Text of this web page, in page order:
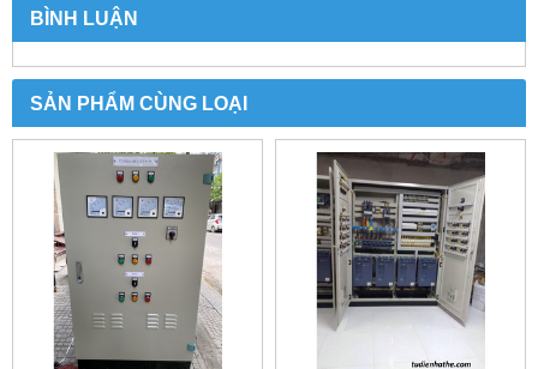
BÌNH LUẬN
SẢN PHẨM CÙNG LOẠI